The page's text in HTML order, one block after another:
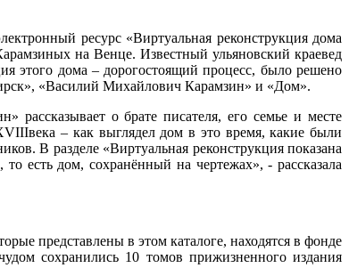
ресурс «Виртуальная реконструкция дома
на Венце. Известный ульяновский краевед
этого дома – дорогостоящий процесс, было решено
«Василий Михайлович Карамзин» и «Дом».
о брате писателя, его семье и месте
– как выглядел дом в это время, какие были
В разделе «Виртуальная реконструкция показана
есть дом, сохранённый на чертежах», - рассказала
представлены в этом каталоге, находятся в фонде
сохранились 10 томов прижизненного издания